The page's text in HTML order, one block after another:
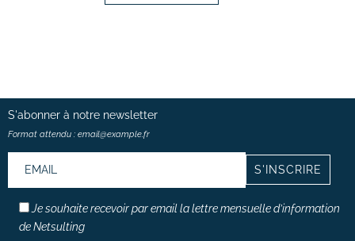
S'abonner à notre newsletter
Format attendu : email@example.fr
Je souhaite recevoir par email la lettre mensuelle d’information
de Netsulting